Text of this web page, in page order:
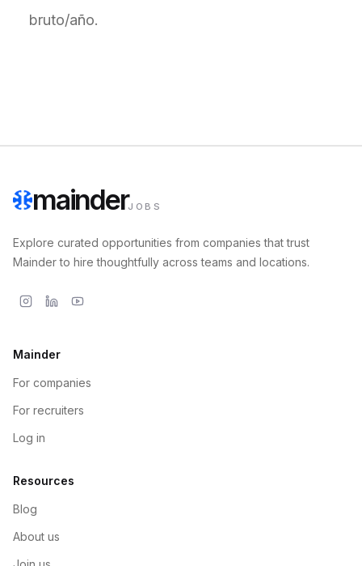
bruto/año.
mainderJOBS
Explore curated opportunities from companies that trust
Mainder to hire thoughtfully across teams and locations.
Mainder
For companies
For recruiters
Log in
Resources
Blog
About us